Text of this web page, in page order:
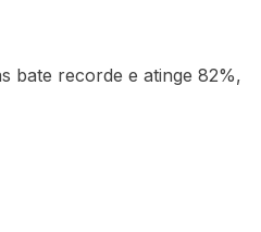
bate recorde e atinge 82%,